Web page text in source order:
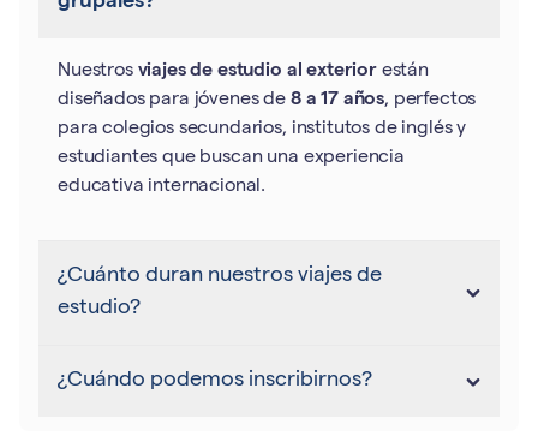
Nuestros viajes de estudio al exteriorestán
diseñados para jóvenes de 8 a 17 años, perfectos
para colegios secundarios, institutos de inglés y
estudiantes que buscan una experiencia
educativa internacional.
¿Cuánto duran nuestros viajes de
estudio?
¿Cuándo podemos inscribirnos?